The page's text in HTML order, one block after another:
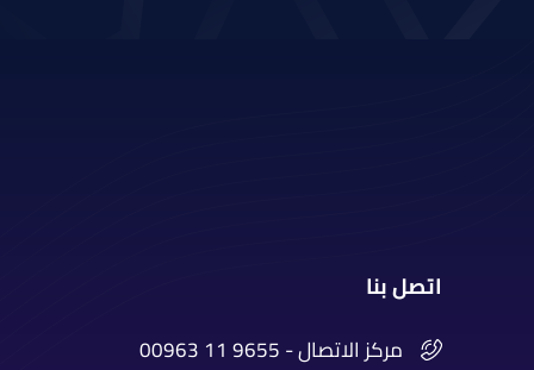
اتصل بنا
00963 11 9655 - مركز الاتصال